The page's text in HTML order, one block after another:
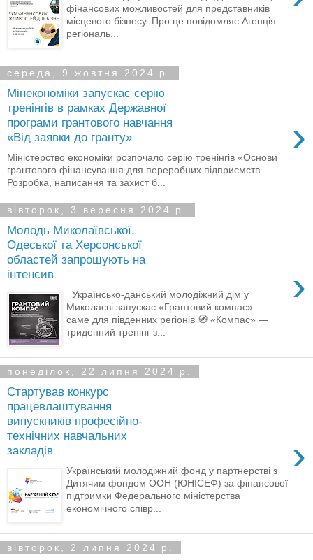
фінансових можливостей для представників
місцевого бізнесу. Про це повідомляє Агенція
регіональ...
середа, 9 жовтня 2024 р.
Мінекономіки запускає серію
тренінгів в рамках Державної
програми грантового навчання
«Від заявки до гранту»
›
Міністерство економіки розпочало серію тренінгів «Основи
грантового фінансування для переробних підприємств.
Розробка, написання та захист б...
вівторок, 3 вересня 2024 р.
Молодь Миколаївської,
Одеської та Херсонської
областей запрошують на
інтенсив
›
Українсько-данський молодіжний дім у
Миколаєві запускає «Грантовий компас» —
саме для південних регіонів 🧭 «Компас» —
триденний тренінг з...
понеділок, 22 липня 2024 р.
Стартував конкурс
працевлаштування
випускників професійно-
технічних навчальних
закладів
›
Український молодіжний фонд у партнерстві з
Дитячим фондом ООН (ЮНІСЕФ) за фінансової
підтримки Федерального міністерства
економічного співр...
вівторок, 2 липня 2024 р.